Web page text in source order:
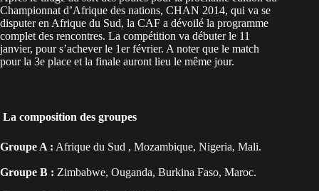
Championnat d’Afrique des nations, CHAN 2014, qui va se
disputer en Afrique du Sud, la CAF a dévoilé la programme
complet des rencontres. La compétition va débuter le 11
janvier, pour s’achever le 1er février. A noter que le match
pour la 3e place et la finale auront lieu le même jour.
La composition des groupes
Groupe A : Afrique du Sud , Mozambique, Nigeria, Mali.
Groupe B : Zimbabwe, Ouganda, Burkina Faso, Maroc.